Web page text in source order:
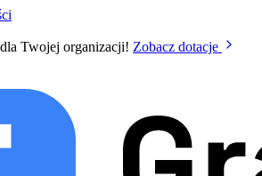
Twojej organizacji! Zobacz dotacje